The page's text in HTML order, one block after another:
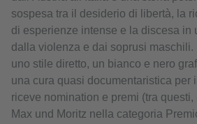
sospesa tra il desiderio di libertà, la
di esperienze intense e la discesa in
dalla violenza e dai soprusi maschili.
uno stile diretto, un bianco e nero
una cura quasi documentaristica per
riceve nomination e premi (tra
Max und Moritz nella categoria